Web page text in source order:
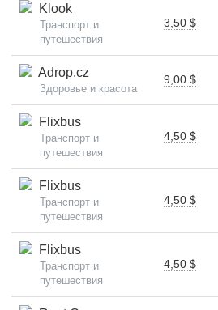
Klook
Транспорт и
путешествия
3,50 $
Adrop.cz
Здоровье и красота
9,00 $
Flixbus
Транспорт и
путешествия
4,50 $
Flixbus
Транспорт и
путешествия
4,50 $
Flixbus
Транспорт и
путешествия
4,50 $